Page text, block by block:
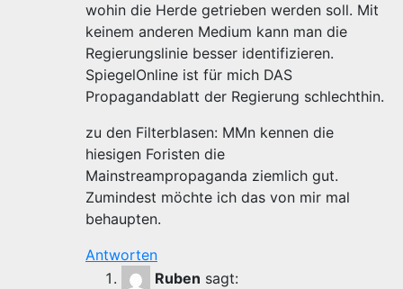
wohin die Herde getrieben werden soll. Mit
keinem anderen Medium kann man die
Regierungslinie besser identifizieren.
SpiegelOnline ist für mich DAS
Propagandablatt der Regierung schlechthin.
zu den Filterblasen: MMn kennen die
hiesigen Foristen die
Mainstreampropaganda ziemlich gut.
Zumindest möchte ich das von mir mal
behaupten.
Antworten
Ruben sagt: